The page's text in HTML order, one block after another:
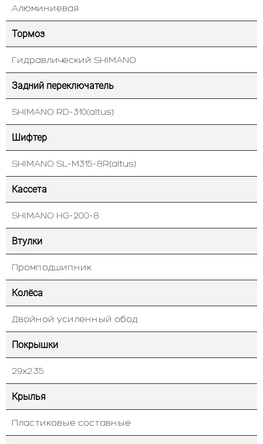
Алюминиевая
Тормоз
Гидравлический SHIMANO
Задний переключатель
SHIMANO RD-310(altus)
Шифтер
SHIMANO SL-M315-8R(altus)
Кассета
SHIMANO HG-200-8
Втулки
Промподшипник
Колёса
Двойной усиленный обод
Покрышки
29х2.35
Крылья
Пластиковые составные